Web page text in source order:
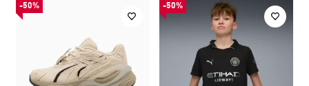
-50% -50%